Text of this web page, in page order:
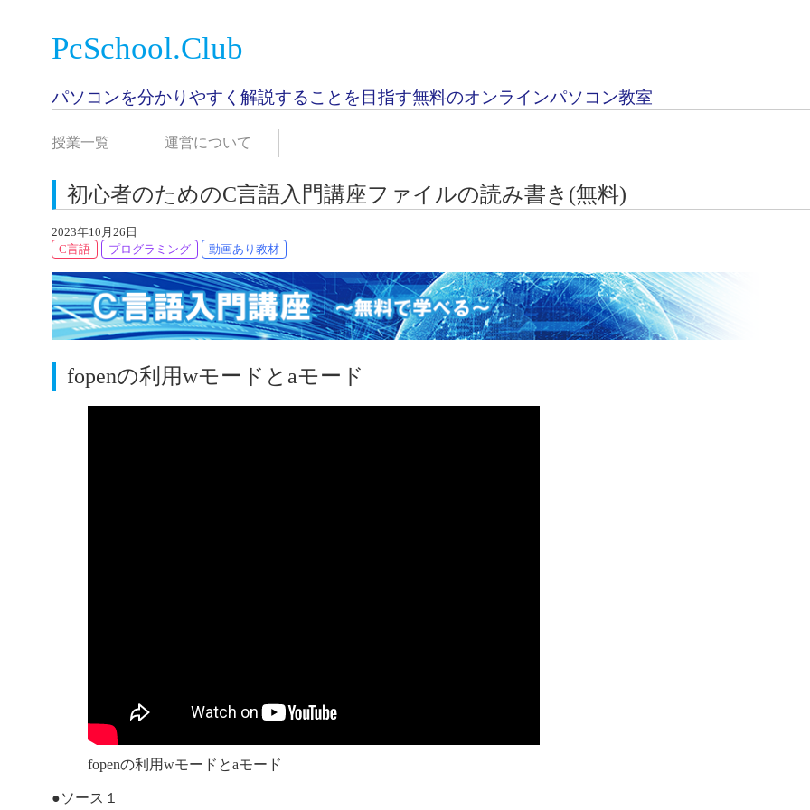
PcSchool.Club
パソコンを分かりやすく解説することを目指す無料のオンラインパソコン教室
授業一覧 運営について
初心者のためのC言語入門講座ファイルの読み書き(無料)
2023年10月26日
C言語
プログラミング 動画あり教材
fopenの利用wモードとaモード
fopenの利用wモードとaモード
●ソース１